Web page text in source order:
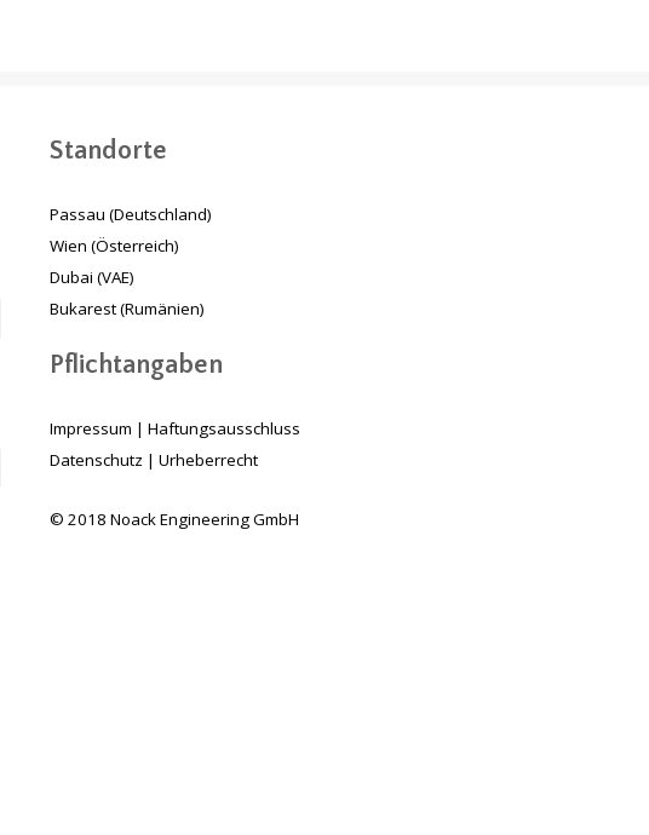
Standorte
Passau (Deutschland)
Wien (Österreich)
Dubai (VAE)
Bukarest (Rumänien)
Pflichtangaben
Impressum | Haftungsausschluss
Datenschutz | Urheberrecht
© 2018 Noack Engineering GmbH